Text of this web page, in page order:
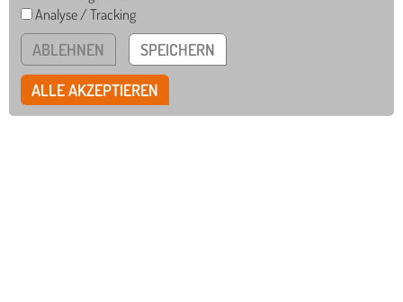
Analyse / Tracking
ABLEHNEN SPEICHERN
ALLE AKZEPTIEREN